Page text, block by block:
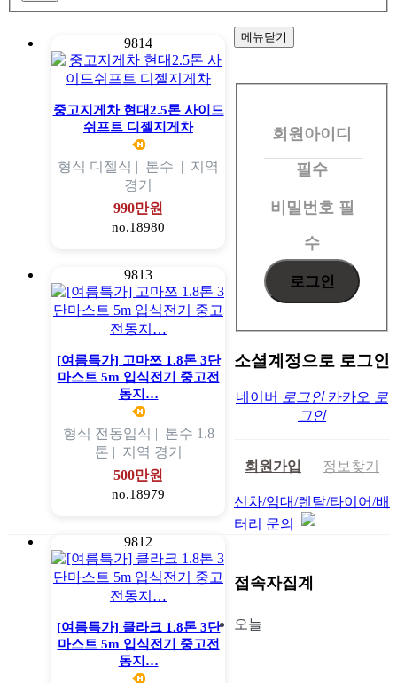
9814
중고지게차 현대2.5톤 사이드
쉬프트 디젤지게차
형식 디젤식 | 톤수 | 지역
경기
990만원
no.18980
9813
[여름특가] 고마쯔 1.8톤 3단
마스트 5m 입식전기 중고전
동지…
형식 전동입식 | 톤수 1.8
톤 | 지역 경기
500만원
no.18979
9812
[여름특가] 클라크 1.8톤 3단
마스트 5m 입식전기 중고전
동지…
메뉴닫기
회
회원아이디
필수
비밀번호 필
수
소셜계정으로 로그인
네이버 로그인 카카오 로
그인
회원가입 정보찾기
신차/임대/렌탈/타이어/배
터리 문의
접속자집계
오늘